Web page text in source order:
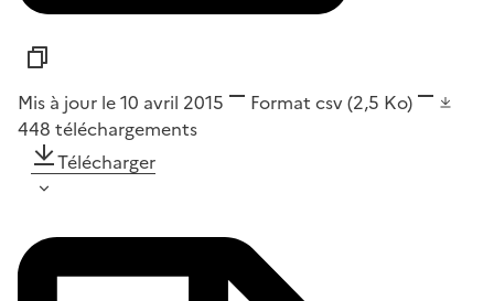
Mis à jour le 10 avril 2015 Format csv(2,5 Ko)
448 téléchargements
Télécharger